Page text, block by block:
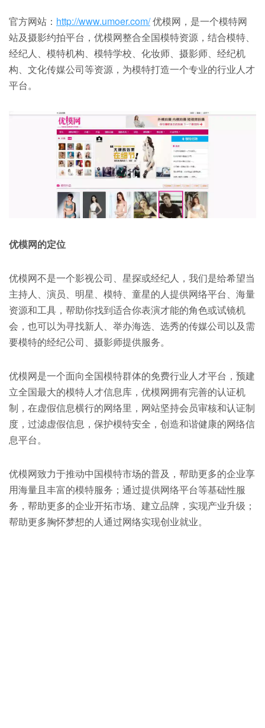
官方网站： http://www.umoer.com/优模网，是一个模特网
站及摄影约拍平台，优模网整合全国模特资源，结合模特、
经纪人、模特机构、模特学校、化妆师、摄影师、经纪机
构、文化传媒公司等资源，为模特打造一个专业的行业人才
平台。
优模网的定位
优模网不是一个影视公司、星探或经纪人，我们是给希望当
主持人、演员、明星、模特、童星的人提供网络平台、海量
资源和工具，帮助你找到适合你表演才能的角色或试镜机
会，也可以为寻找新人、举办海选、选秀的传媒公司以及需
要模特的经纪公司、摄影师提供服务。
优模网是一个面向全国模特群体的免费行业人才平台，预建
立全国最大的模特人才信息库，优模网拥有完善的认证机
制，在虚假信息横行的网络里，网站坚持会员审核和认证制
度，过滤虚假信息，保护模特安全，创造和谐健康的网络信
息平台。
优模网致力于推动中国模特市场的普及，帮助更多的企业享
用海量且丰富的模特服务；通过提供网络平台等基础性服
务，帮助更多的企业开拓市场、建立品牌，实现产业升级；
帮助更多胸怀梦想的人通过网络实现创业就业。